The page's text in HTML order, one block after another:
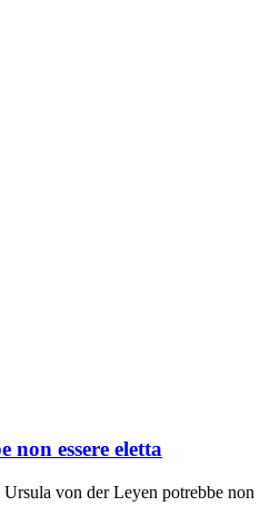
non essere eletta
von der Leyen potrebbe non